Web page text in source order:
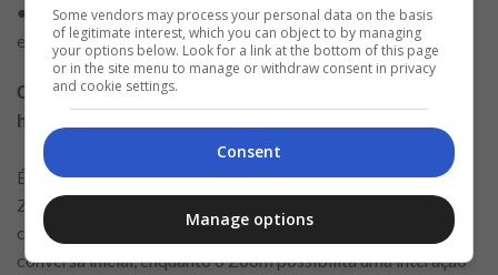
●
Teste a plataforma com antecedência, garantindo que
ela esteja funcionando corretamente antes da reunião.
Comparando as três ferramentas para comunidade e
hobbies
É interessante notar as diferenças entre Tinder, OkCupid e
Zoom quando se trata de comunidade, hobbies e atividades
compartilhadas. Tinder e OkCupid permitem o encontro e a
conversa inicial, enquanto o Zoom possibilita uma interação
Some vendors may process your personal data on the basis
of legitimate interest, which you can object to by managing
your options below. Look for a link at the bottom of this page
or in the site menu to manage or withdraw consent in privacy
and cookie settings.
Consent
Manage options